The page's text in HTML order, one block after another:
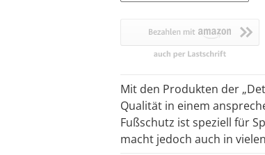
Mit den Produkten der
Qualität in einem
Fußschutz ist speziell für
macht jedoch auch in